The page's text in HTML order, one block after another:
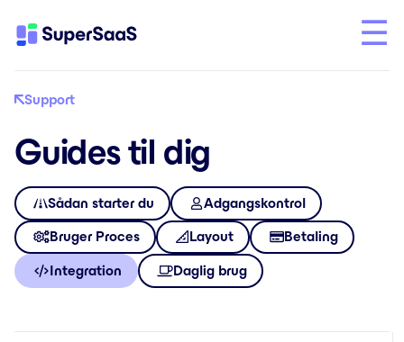
Support
Guides til dig
Sådan starter du Adgangskontrol
Bruger Proces Layout Betaling
Integration Daglig brug